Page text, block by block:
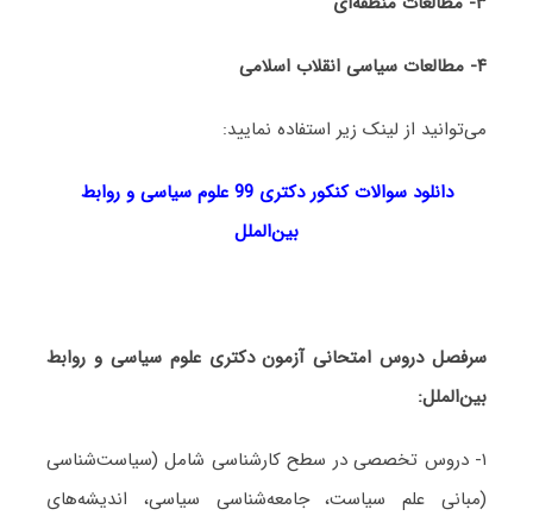
۴- مطالعات سیاسی انقلاب اسلامی
می‌توانید از لینک زیر استفاده نمایید:
دانلود سوالات کنکور دکتری 99
علوم سیاسی و روابط
بین‌الملل
سرفصل دروس امتحانی آزمون دکتریعلوم سیاسی و روابط
بین‌الملل:
۱- دروس تخصصی در سطح کارشناسی شامل (سیاست‌شناسی
(مبانی علم سیاست، جامعه‌شناسی سیاسی، اندیشه‌های